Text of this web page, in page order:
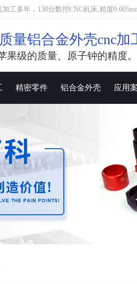
工多年，130台数控CNC机床,精度
量铝合金外壳cnc加
级的质量、原子钟的精度。
精密零件 铝合金外壳 应用